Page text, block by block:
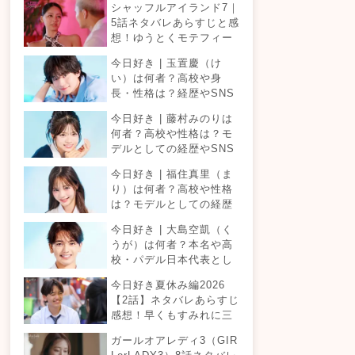
シャッフルアイランド7｜
5話ネタバレあらすじと感
想！ゆうとくモテフィー
ったが暴走！？
今日好き | 玉置慶（け
い）は何者？高校や身
長・性格は？経歴やSNS
今日好き | 藤村みのりは
何者？高校や性格は？モ
デルとしての経歴やSNS
今日好き | 福住真里（ま
り）は何者？高校や性格
は？モデルとしての経歴
め！
今日好き | 大島空凱（く
うが）は何者？本名や高
校・パデル日本代表とし
ールまとめ！
今日好き夏休み編2026
【2話】ネタバレあらすじ
感想！早くもすみれに三
ルは生まれる？
ガールオアレディ3（GIR